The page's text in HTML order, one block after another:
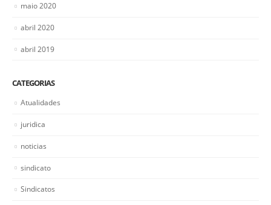
maio 2020
abril 2020
abril 2019
CATEGORIAS
Atualidades
juridica
noticias
sindicato
Sindicatos